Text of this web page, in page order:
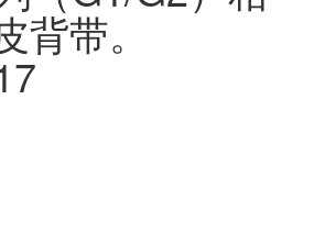
背带。